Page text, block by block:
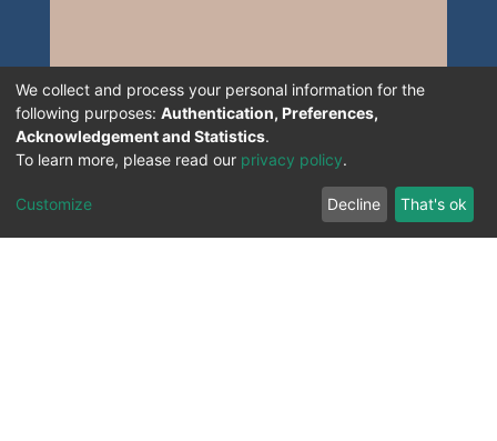
We collect and process your personal information for the
following purposes: Authentication, Preferences,
Acknowledgement and Statistics.
To learn more, please read our privacy policy.
Customize Decline That's ok